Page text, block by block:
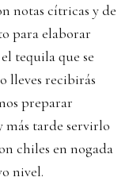
notas cítricas y de
para elaborar
tequila que se
lleves recibirás
preparar
más tarde servirlo
chiles en nogada
nivel.